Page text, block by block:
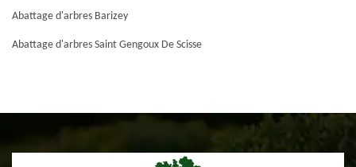
Abattage d'arbres Barizey
Abattage d'arbres Saint Gengoux De Scisse